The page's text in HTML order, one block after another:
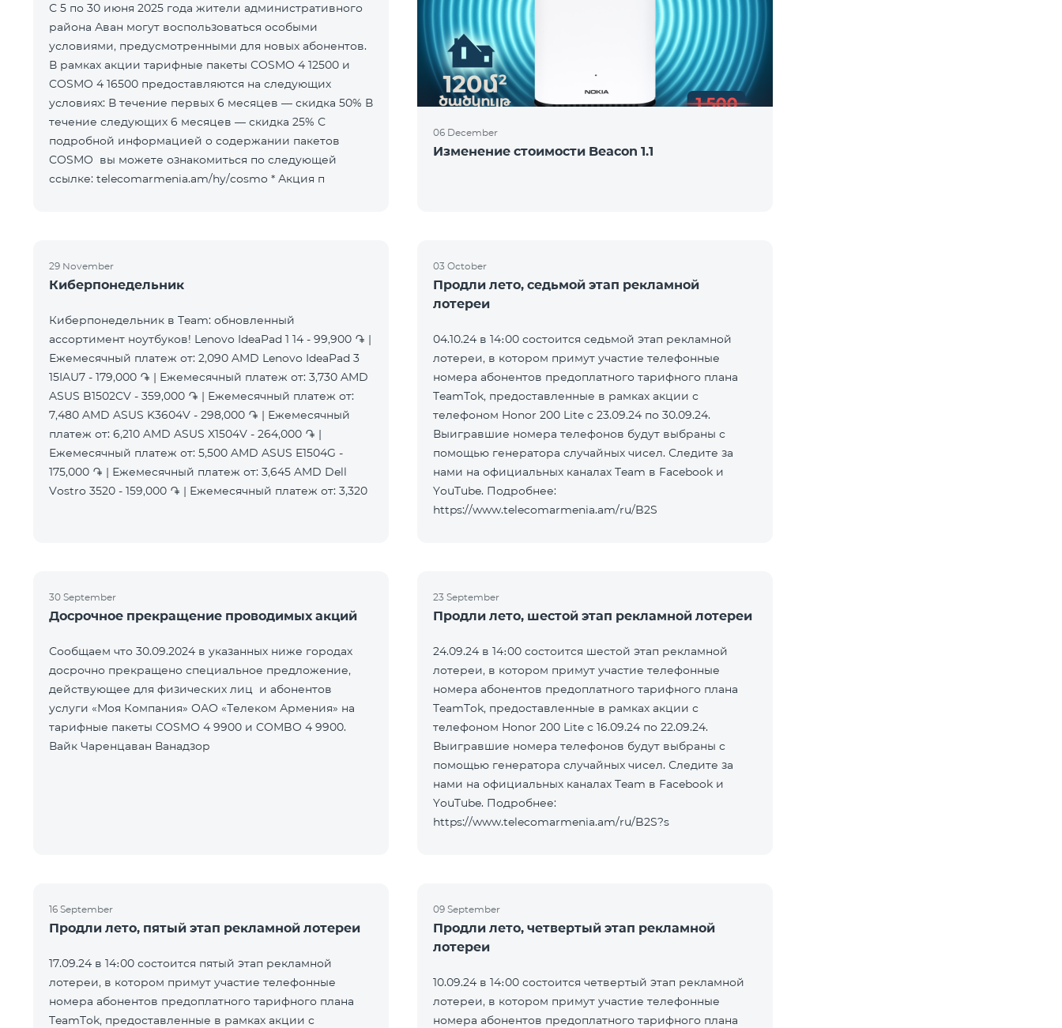
С 5 по 30 июня 2025 года жители административного
района Аван могут воспользоваться особыми
условиями, предусмотренными для новых абонентов.
В рамках акции тарифные пакеты COSMO 4 12500 и
COSMO 4 16500 предоставляются на следующих
условиях: В течение первых 6 месяцев — скидка 50% В
течение следующих 6 месяцев — скидка 25% С
подробной информацией о содержании пакетов
COSMO вы можете ознакомиться по следующей
ссылке: telecomarmenia.am/hy/cosmo * Акция п
06 December
Изменение стоимости Beacon 1.1
29 November
Киберпонедельник
Киберпонедельник в Team: обновленный
ассортимент ноутбуков! Lenovo IdeaPad 1 14 - 99,900 ֏ |
Ежемесячный платеж от: 2,090 AMD Lenovo IdeaPad 3
15IAU7 - 179,000 ֏ | Ежемесячный платеж от: 3,730 AMD
ASUS B1502CV - 359,000 ֏ | Ежемесячный платеж от:
7,480 AMD ASUS K3604V - 298,000 ֏ | Ежемесячный
платеж от: 6,210 AMD ASUS X1504V - 264,000 ֏ |
Ежемесячный платеж от: 5,500 AMD ASUS E1504G -
175,000 ֏ | Ежемесячный платеж от: 3,645 AMD Dell
Vostro 3520 - 159,000 ֏ | Ежемесячный платеж от: 3,320
03 October
Продли лето, седьмой этап рекламной
лотереи
04.10.24 в 14։00 состоится седьмой этап рекламной
лотереи, в котором примут участие телефонные
номера абонентов предоплатного тарифного плана
TeamTok, предоставленные в рамках акции с
телефоном Honor 200 Lite с 23.09.24 по 30.09.24.
Выигравшие номера телефонов будут выбраны с
помощью генератора случайных чисел. Следите за
нами на официальных каналах Team в Facebook и
YouTube. Подробнее:
https://www.telecomarmenia.am/ru/B2S
30 September
Досрочное прекращение проводимых акций
Сообщаем что 30.09.2024 в указанных ниже городах
досрочно прекращено специальное предложение,
действующее для физических лиц и абонентов
услуги «Моя Компания» ОАО «Телеком Армения» на
тарифные пакеты COSMO 4 9900 и COMBO 4 9900.
Вайк Чаренцаван Ванадзор
23 September
Продли лето, шестой этап рекламной лотереи
24.09.24 в 14։00 состоится шестой этап рекламной
лотереи, в котором примут участие телефонные
номера абонентов предоплатного тарифного плана
TeamTok, предоставленные в рамках акции с
телефоном Honor 200 Lite с 16.09.24 по 22.09.24.
Выигравшие номера телефонов будут выбраны с
помощью генератора случайных чисел. Следите за
нами на официальных каналах Team в Facebook и
YouTube. Подробнее:
https://www.telecomarmenia.am/ru/B2S?s
16 September
Продли лето, пятый этап рекламной лотереи
17.09.24 в 14։00 состоится пятый этап рекламной
лотереи, в котором примут участие телефонные
номера абонентов предоплатного тарифного плана
TeamTok, предоставленные в рамках акции с
09 September
Продли лето, четвертый этап рекламной
лотереи
10.09.24 в 14։00 состоится четвертый этап рекламной
лотереи, в котором примут участие телефонные
номера абонентов предоплатного тарифного плана